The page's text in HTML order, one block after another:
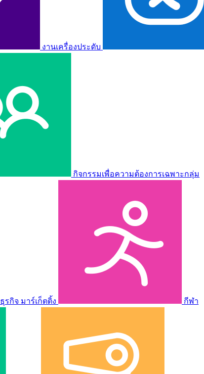
งานเครื่องประดับ
กิจกรรมเพื่อความต้องการเฉพาะกลุ่ม
ธุรกิจ มาร์เก็ตติ้ง กีฬา